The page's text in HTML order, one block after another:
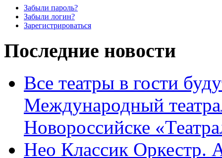
Забыли пароль?
Забыли логин?
Зарегистрироваться
Последние новости
Все театры в гости
Международный
Новороссийске
Нео Классик Оркестр.